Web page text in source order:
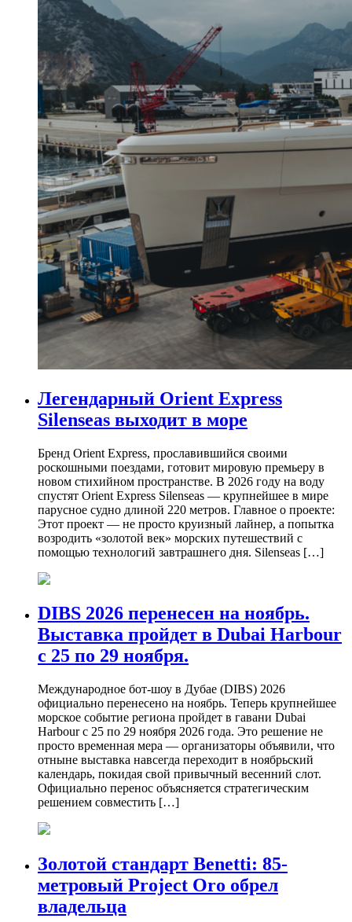
Легендарный Orient Express
Silenseas выходит в море
Бренд Orient Express, прославившийся своими
роскошными поездами, готовит мировую премьеру в
новом стихийном пространстве. В 2026 году на воду
спустят Orient Express Silenseas — крупнейшее в мире
парусное судно длиной 220 метров. Главное о проекте:
Этот проект — не просто круизный лайнер, а попытка
возродить «золотой век» морских путешествий с
помощью технологий завтрашнего дня. Silenseas […]
DIBS 2026 перенесен на ноябрь.
Выставка пройдет в Dubai Harbour
с 25 по 29 ноября.
Международное бот-шоу в Дубае (DIBS) 2026
официально перенесено на ноябрь. Теперь крупнейшее
морское событие региона пройдет в гавани Dubai
Harbour с 25 по 29 ноября 2026 года. Это решение не
просто временная мера — организаторы объявили, что
отныне выставка навсегда переходит в ноябрьский
календарь, покидая свой привычный весенний слот.
Официально перенос объясняется стратегическим
решением совместить […]
Золотой стандарт Benetti: 85-
метровый Project Oro обрел
владельца